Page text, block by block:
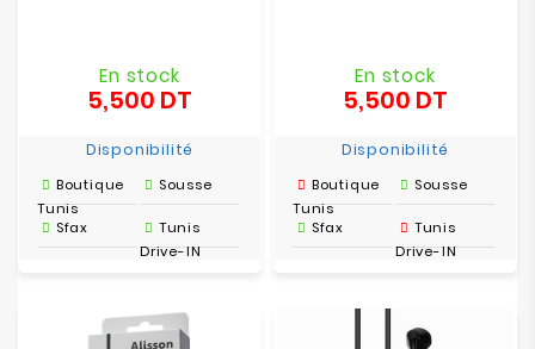
En stock
5,500 DT
Disponibilité
Boutique
Tunis
Sousse
Sfax
Tunis
Drive-IN
En stock
5,500 DT
Disponibilité
Boutique
Tunis
Sousse
Sfax
Tunis
Drive-IN